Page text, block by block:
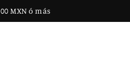
ENVÍO GRATIS A TODO MÉXICO